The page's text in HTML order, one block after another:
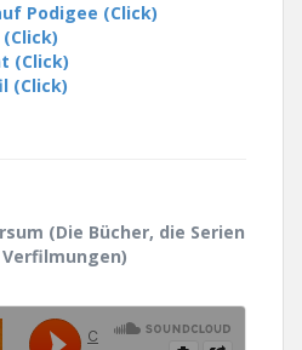
Podigee (Click)
(Click)
(Click)
(Die Bücher, die Serien